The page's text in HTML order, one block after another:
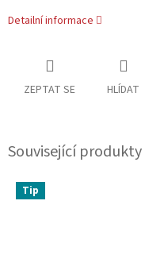
Detailní informace
ZEPTAT SE HLÍDAT
Související produkty
Tip